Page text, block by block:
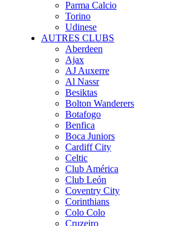
Parma Calcio
Torino
Udinese
AUTRES CLUBS
Aberdeen
Ajax
AJ Auxerre
Al Nassr
Besiktas
Bolton Wanderers
Botafogo
Benfica
Boca Juniors
Cardiff City
Celtic
Club América
Club León
Coventry City
Corinthians
Colo Colo
Cruzeiro